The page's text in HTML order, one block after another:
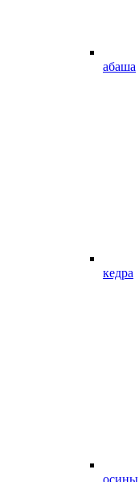
абаша
кедра
осины